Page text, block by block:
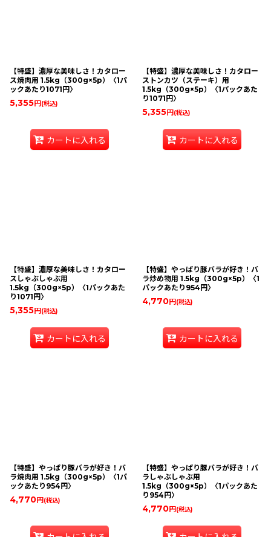
【特盛】濃厚な美味しさ！カタロー
ス焼肉用 1.5kg（300g×5p）〈1パ
ックあたり1071円〉
5,355円 (税込)
カートに入れる
【特盛】濃厚な美味しさ！カタロー
ストンカツ（ステーキ）用
1.5kg（300g×5p）〈1パックあた
り1071円〉
5,355円 (税込)
カートに入れる
【特盛】濃厚な美味しさ！カタロー
スしゃぶしゃぶ用
1.5kg（300g×5p）〈1パックあた
り1071円〉
5,355円 (税込)
カートに入れる
【特盛】やっぱり豚バラが好き！バ
ラ炒め物用 1.5kg（300g×5p）〈1
パックあたり954円〉
4,770円 (税込)
カートに入れる
【特盛】やっぱり豚バラが好き！バ
ラ焼肉用 1.5kg（300g×5p）〈1パ
ックあたり954円〉
4,770円 (税込)
【特盛】やっぱり豚バラが好き！バ
ラしゃぶしゃぶ用
1.5kg（300g×5p）〈1パックあた
り954円〉
4,770円 (税込)